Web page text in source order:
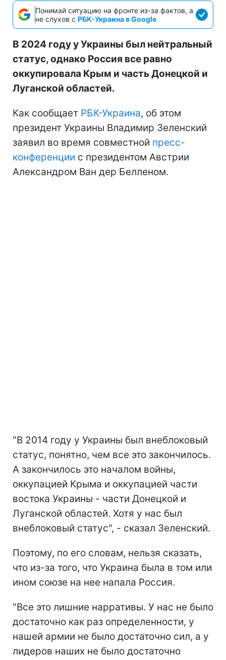
Понимай ситуацию на фронте из-за фактов, а
не слухов с РБК-Украина в Google
В 2024 году у Украины был нейтральный
статус, однако Россия все равно
оккупировала Крым и часть Донецкой и
Луганской областей.
Как сообщает РБК-Украина, об этом
президент Украины Владимир Зеленский
заявил во время совместной пресс-
конференции с президентом Австрии
Александром Ван дер Белленом.
"В 2014 году у Украины был внеблоковый
статус, понятно, чем все это закончилось.
А закончилось это началом войны,
оккупацией Крыма и оккупацией части
востока Украины - части Донецкой и
Луганской областей. Хотя у нас был
внеблоковый статус", - сказал Зеленский.
Поэтому, по его словам, нельзя сказать,
что из-за того, что Украина была в том или
ином союзе на нее напала Россия.
"Все это лишние нарративы. У нас не было
достаточно как раз определенности, у
нашей армии не было достаточно сил, а у
лидеров наших не было достаточно